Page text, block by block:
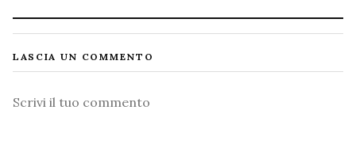
LASCIA UN COMMENTO
Commento